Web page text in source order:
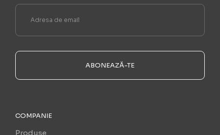
ABONEAZĂ-TE
COMPANIE
Produse